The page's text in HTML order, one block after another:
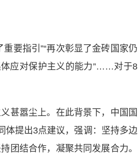
要指引”“再次彰显了金砖国家仍
体应对保护主义的能力”……对于8
甚嚣尘上。在此背景下，中国国
体提出3点建议，强调：坚持多边
团结合作，凝聚共同发展合力。